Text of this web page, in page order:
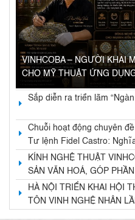
VINHCOBA – NGƯỜI KHAI
CHO MỸ THUẬT ỨNG
Sắp diễn ra triển lãm
Chuỗi hoạt động chuyên
Tư lệnh Fidel Castro:
KÍNH NGHỆ THUẬT
SẢN VĂN HOÁ, GÓP
VĂN HOÁ VÀ KINH TẾ DI
HÀ NỘI TRIỂN KHAI HỘI
TÔN VINH NGHỆ NHÂN